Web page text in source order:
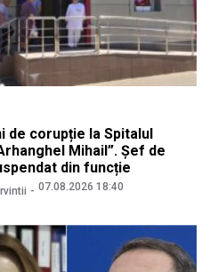
de corupție la Spitalul
Mihail”. Șef de
din funcție
07.08.2026 18:40